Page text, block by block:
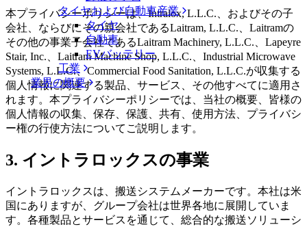
タイヤおよび自動車産業
タイヤ
自動車
EVバッテリー
工業
業界の概要
本プライバシーポリシーは、Intralox, L.L.C.、およびその子
会社、ならびにその親会社であるLaitram, L.L.C.、Laitramの
その他の事業子会社であるLaitram Machinery, L.L.C.、Lapeyre
Stair, Inc.、Laitram Machine Shop, L.L.C.、Industrial Microwave
Systems, L.L.C.、Commercial Food Sanitation, L.L.C.が収集する
個人情報に関連する製品、サービス、その他すべてに適用さ
れます。本プライバシーポリシーでは、当社の概要、皆様の
個人情報の収集、保存、保護、共有、使用方法、プライバシ
ー権の行使方法についてご説明します。
3. イントラロックスの事業
イントラロックスは、搬送システムメーカーです。本社は米
国にありますが、グループ会社は世界各地に展開していま
す。各種製品とサービスを通じて、総合的な搬送ソリューシ